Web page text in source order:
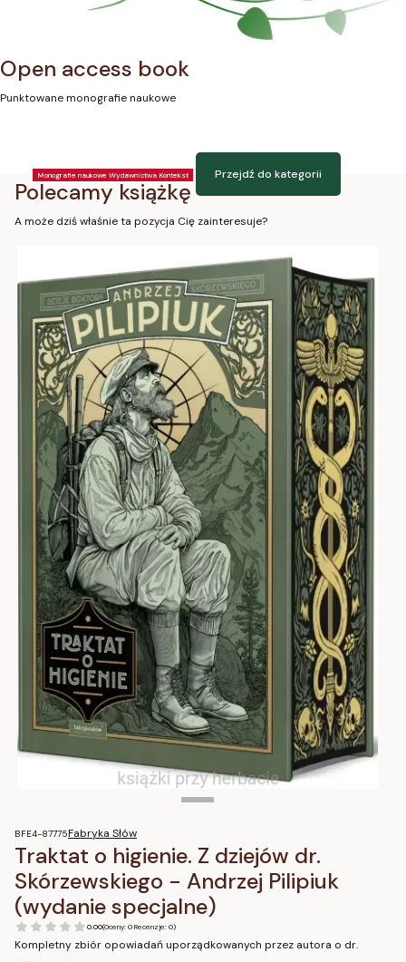
Open access book
Punktowane monografie naukowe
Monografie naukowe Wydawnictwa Kontekst Przejdź do kategorii
Polecamy książkę
A może dziś właśnie ta pozycja Cię zainteresuje?
BFE4-87775Fabryka Słów
Traktat o higienie. Z dziejów dr.
Skórzewskiego - Andrzej Pilipiuk
(wydanie specjalne)
0.00(Oceny: 0 Recenzje: 0)
Kompletny zbiór opowiadań uporządkowanych przez autora o dr.